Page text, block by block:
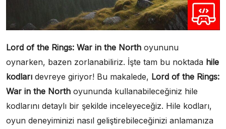
Lord of the Rings: War in the North oyununu
oynarken, bazen zorlanabiliriz. İşte tam bu noktada hile
kodları devreye giriyor! Bu makalede, Lord of the Rings:
War in the North oyununda kullanabileceğiniz hile
kodlarını detaylı bir şekilde inceleyeceğiz. Hile kodları,
oyun deneyiminizi nasıl geliştirebileceğinizi anlamanıza